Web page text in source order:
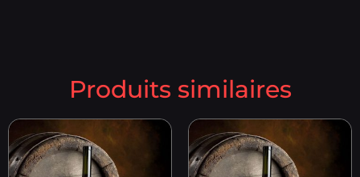
Produits similaires